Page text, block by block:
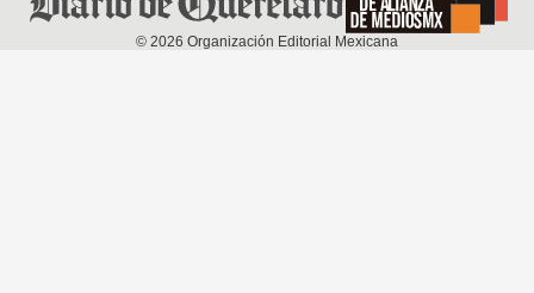
© 2026 Organización Editorial Mexicana